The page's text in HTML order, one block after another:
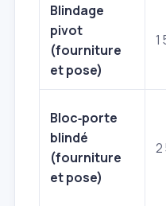
Blindage
pivot
(fourniture
et pose)
1
Bloc‑porte
blindé
(fourniture
et pose)
2